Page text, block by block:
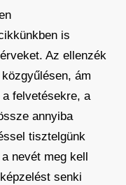
is
Az ellenzék
ám
felvetésekre, a
annyiba
tisztelgünk
nevét meg kell
senki